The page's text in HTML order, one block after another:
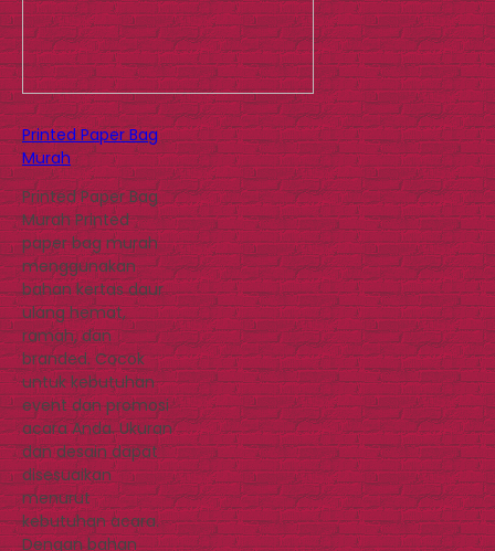
Printed Paper Bag
Murah
Printed Paper Bag
Murah Printed
paper bag murah
menggunakan
bahan kertas daur
ulang hemat,
ramah, dan
branded. Cocok
untuk kebutuhan
event dan promosi
acara Anda. Ukuran
dan desain dapat
disesuaikan
menurut
kebutuhan acara.
Dengan bahan